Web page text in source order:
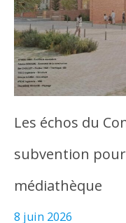
Les échos du
subvention
médiathèque
8 juin 2026